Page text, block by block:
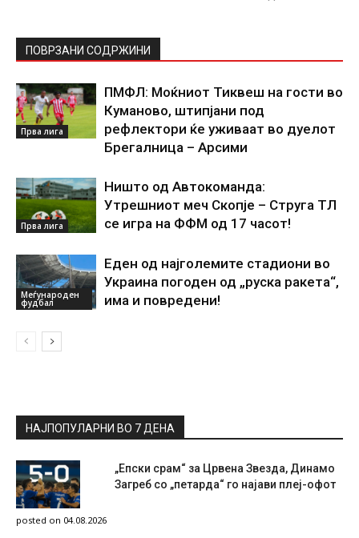
ПОВРЗАНИ СОДРЖИНИ
Прва лига
ПМФЛ: Моќниот Тиквеш на гости во
Куманово, штипјани под
рефлектори ќе уживаат во дуелот
Брегалница – Арсими
Прва лига
Ништо од Автокоманда:
Утрешниот меч Скопје – Струга ТЛ
се игра на ФФМ од 17 часот!
Меѓународен
фудбал
Еден од најголемите стадиони во
Украина погоден од „руска ракета“,
има и повредени!
НАЈПОПУЛАРНИ ВО 7 ДЕНА
„Епски срам“ за Црвена Звезда, Динамо
Загреб со „петарда“ го најави плеј-офот
posted on 04.08.2026